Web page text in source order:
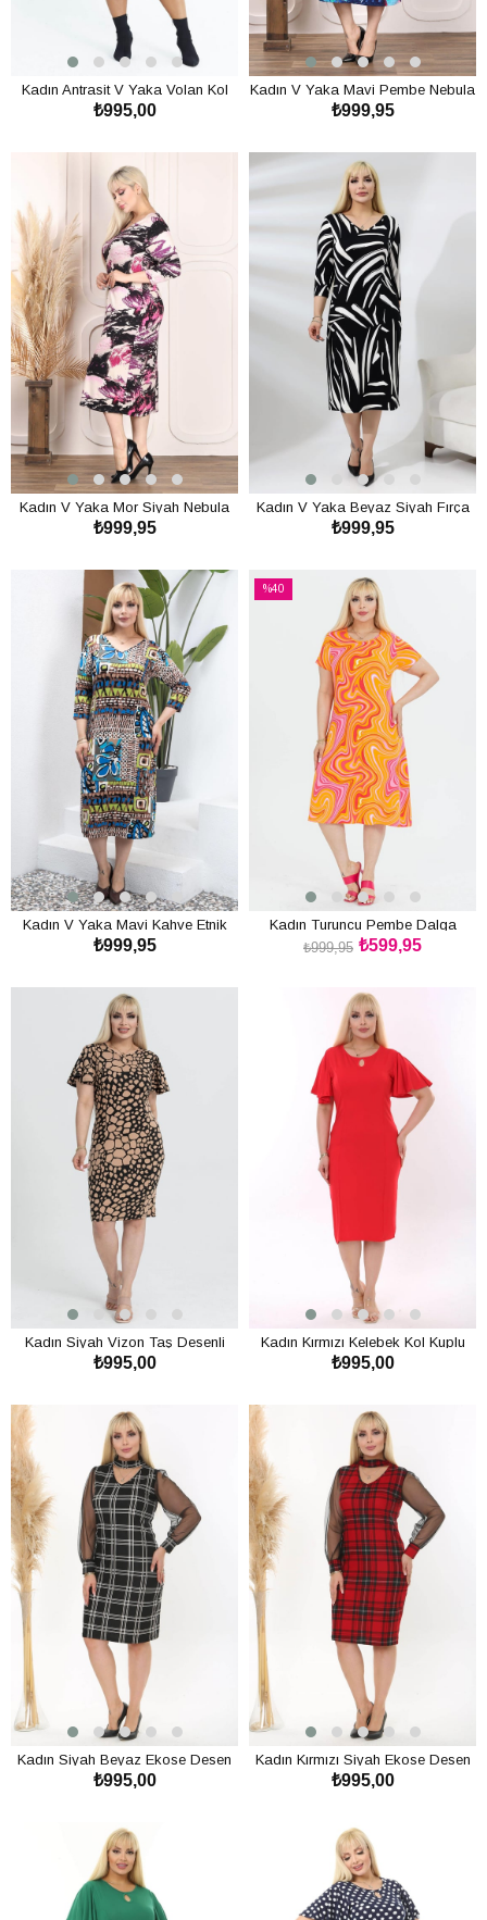
Kadın Antrasit V Yaka Volan Kol
Büyük Beden Esnek Yün Viskon
₺995,00
Kadın V Yaka Mavi Pembe Nebula
Desen Büyük Beden Esnek Elbise
₺999,95
Kadın V Yaka Mor Siyah Nebula
Desen Büyük Beden Esnek Elbise
₺999,95
Kadın V Yaka Beyaz Siyah Fırça
Desen Büyük Beden Esnek Elbise
₺999,95
Kadın V Yaka Mavi Kahve Etnik
Desen Büyük Beden Esnek Elbise
₺999,95
%40
Kadın Turuncu Pembe Dalga
Desen Midi Elbise
₺599,95
₺999,95
Kadın Siyah Vizon Taş Desenli
Kelebek Kol Kuplu Büyük Beden
₺995,00
Kadın Kırmızı Kelebek Kol Kuplu
Büyük Beden Elbise
₺995,00
Kadın Siyah Beyaz Ekose Desen
Yaka Detay Tül Kol Büyük Beden
₺995,00
Kadın Kırmızı Siyah Ekose Desen
Yaka Detay Tül Kol Büyük Beden
₺995,00